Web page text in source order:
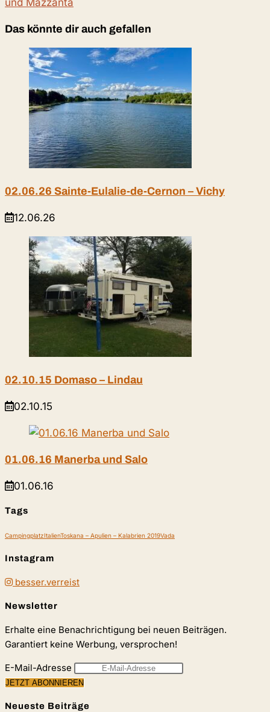
und Mazzanta
Das könnte dir auch gefallen
02.06.26 Sainte-Eulalie-de-Cernon – Vichy
12.06.26
02.10.15 Domaso – Lindau
02.10.15
01.06.16 Manerba und Salo
01.06.16
Tags
CampingplatzItalienToskana – Apulien – Kalabrien 2019Vada
Instagram
besser.verreist
Newsletter
Erhalte eine Benachrichtigung bei neuen Beiträgen.
Garantiert keine Werbung, versprochen!
E-Mail-Adresse
Neueste Beiträge